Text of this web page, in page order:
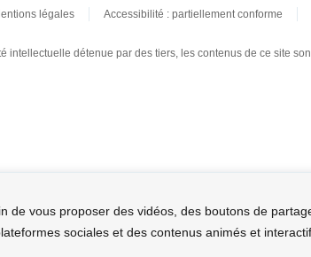
de vous proposer des vidéos, des boutons de
sociales et des contenus animés et
légales Accessibilité : partiellement conforme
intellectuelle détenue par des tiers, les contenus de ce site